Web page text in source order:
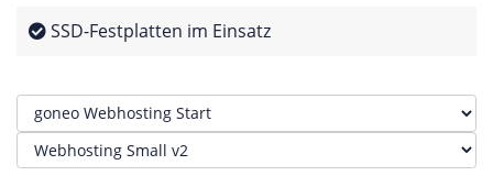
SSD-Festplatten im Einsatz